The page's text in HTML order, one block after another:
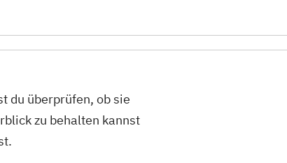
du überprüfen, ob sie
zu behalten kannst